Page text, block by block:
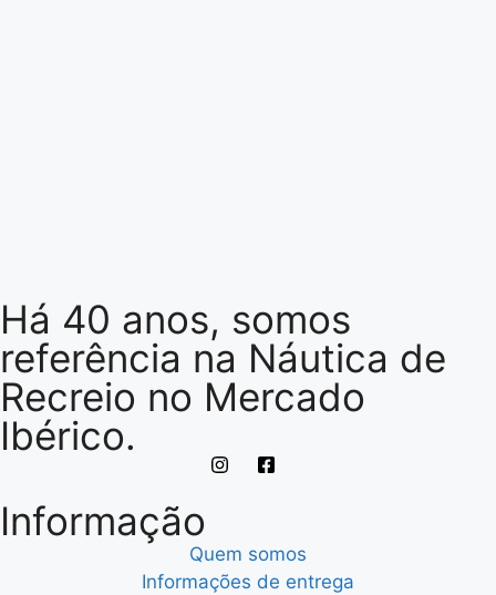
Há 40 anos, somos
referência na Náutica de
Recreio no Mercado
Ibérico.
Informação
Quem somos
Informações de entrega